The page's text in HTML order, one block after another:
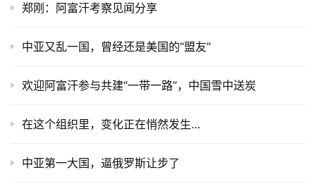
​郑刚：​阿富汗考察见闻分享
中亚又乱一国，曾经还是美国的“盟友”
欢迎阿富汗参与共建“一带一路”，中国雪中送炭
在这个组织里，变化正在悄然发生…
中亚第一大国，逼俄罗斯让步了